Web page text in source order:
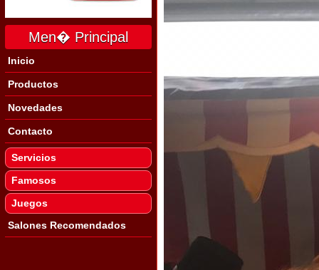
Men� Principal
Inicio
Productos
Novedades
Contacto
Servicios
Famosos
Juegos
Salones Recomendados